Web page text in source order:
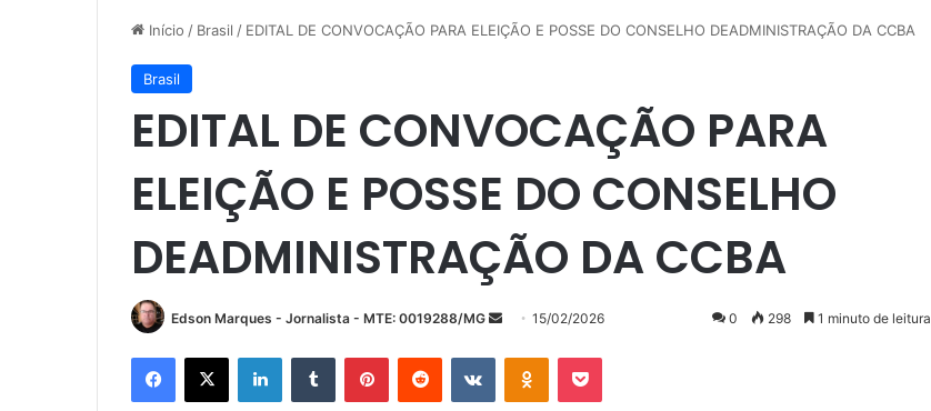
Início / Brasil / EDITAL DE CONVOCAÇÃO PARA ELEIÇÃO E POSSE DO CONSELHO DEADMINISTRAÇÃO DA CCBA
Brasil
EDITAL DE CONVOCAÇÃO PARA
ELEIÇÃO E POSSE DO CONSELHO
DEADMINISTRAÇÃO DA CCBA
Edson Marques - Jornalista - MTE: 0019288/MG
Mande
mail
15/02/2026 0 298 1 minuto de leitura
Facebook
X LinkedinTumblr PinterestReddit VK OK Pocket